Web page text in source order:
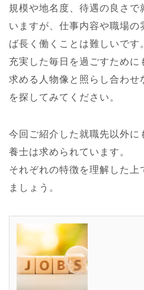
規模や地名度、待遇の良さで
いますが、仕事内容や職場の
ば長く働くことは難しいです
充実した毎日を過ごすために
求める人物像と照らし合わせ
を探してみてください。
今回ご紹介した就職先以外に
養士は求められています。
それぞれの特徴を理解した上
ましょう。